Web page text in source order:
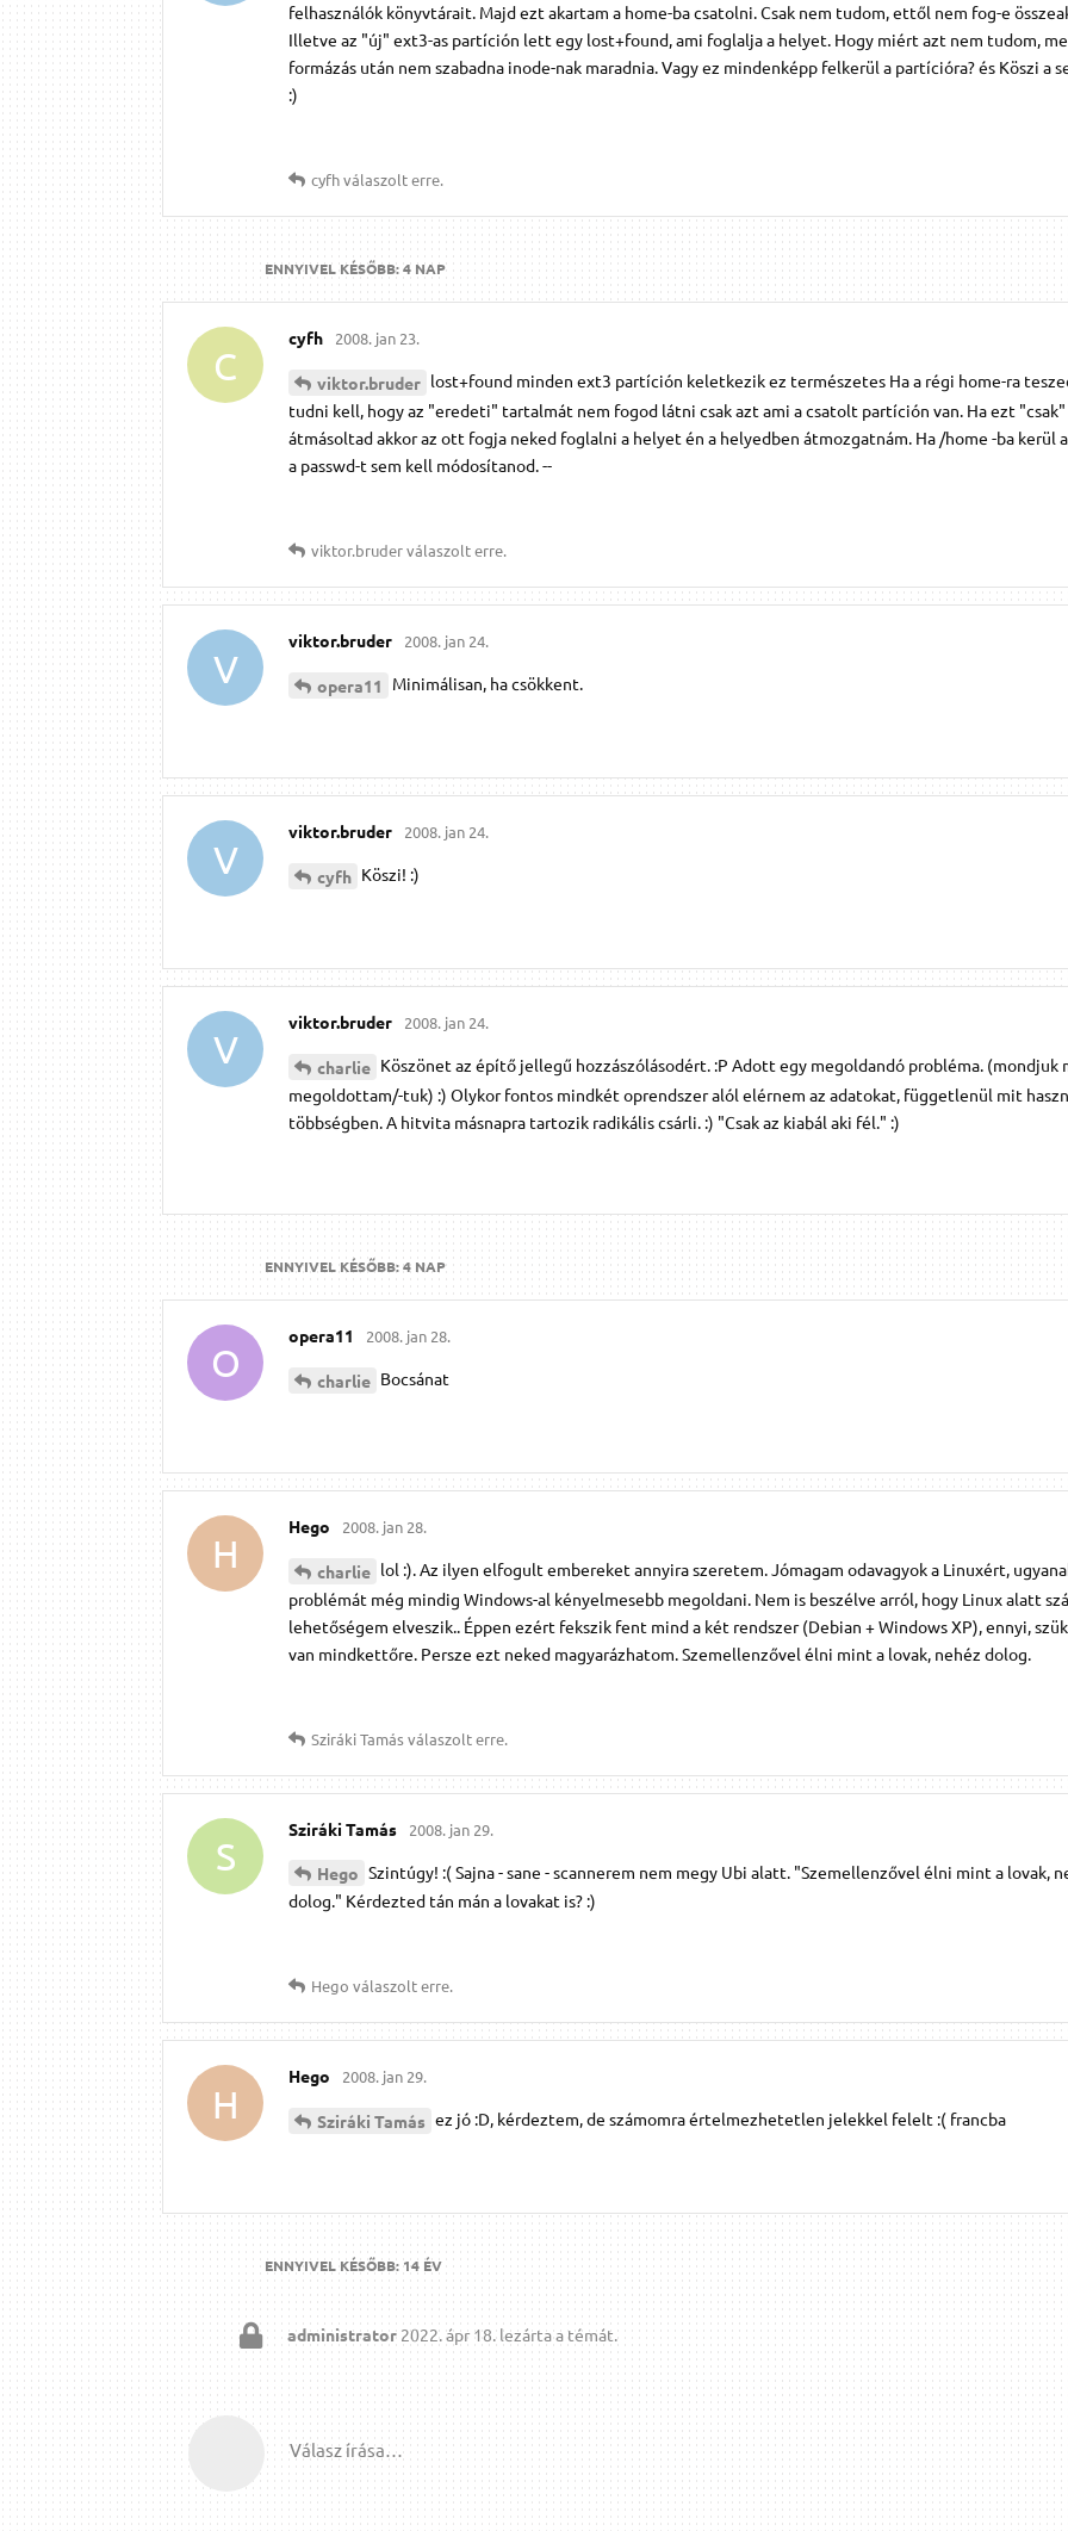
felhasználók könyvtárait. Majd ezt akartam a home-ba csatolni. Csak nem tudom, ettől nem fog-e
Illetve az "új" ext3-as partíción lett egy lost+found, ami foglalja a helyet. Hogy miért azt nem tudom,
formázás után nem szabadna inode-nak maradnia. Vagy ez mindenképp felkerül a partícióra? és Köszi a
:)
cyfhválaszolt erre.
ENNYIVEL KÉSŐBB:4 NAP
C
cyfh 2008. jan 23.
viktor.​bruder lost+found minden ext3 partíción keletkezik ez természetes Ha a régi home-ra
tudni kell, hogy az "eredeti" tartalmát nem fogod látni csak azt ami a csatolt partíción van. Ha ezt "csak"
átmásoltad akkor az ott fogja neked foglalni a helyet én a helyedben átmozgatnám. Ha /home -ba kerül
a passwd-t sem kell módosítanod. --
viktor.​bruderválaszolt erre.
V
viktor.​bruder 2008. jan 24.
opera11 Minimálisan, ha csökkent.
V
viktor.​bruder 2008. jan 24.
cyfh Köszi! :)
V
viktor.​bruder 2008. jan 24.
charlie Köszönet az építő jellegű hozzászólásodért. :P Adott egy megoldandó probléma. (mondjuk
megoldottam/-tuk) :) Olykor fontos mindkét oprendszer alól elérnem az adatokat, függetlenül mit
többségben. A hitvita másnapra tartozik radikális csárli. :) "Csak az kiabál aki fél." :)
ENNYIVEL KÉSŐBB:4 NAP
O
opera11 2008. jan 28.
charlie Bocsánat
H
Hego 2008. jan 28.
charlie lol :). Az ilyen elfogult embereket annyira szeretem. Jómagam odavagyok a Linuxért,
problémát még mindig Windows-al kényelmesebb megoldani. Nem is beszélve arról, hogy Linux alatt
lehetőségem elveszik.. Éppen ezért fekszik fent mind a két rendszer (Debian + Windows XP), ennyi,
van mindkettőre. Persze ezt neked magyarázhatom. Szemellenzővel élni mint a lovak, nehéz dolog.
Sziráki Tamásválaszolt erre.
S
Sziráki Tamás 2008. jan 29.
Hego Szintúgy! :( Sajna - sane - scannerem nem megy Ubi alatt. "Szemellenzővel élni mint a lovak,
dolog." Kérdezted tán mán a lovakat is? :)
Hego válaszolt erre.
H
Hego 2008. jan 29.
Sziráki Tamás ez jó :D, kérdeztem, de számomra értelmezhetetlen jelekkel felelt :( francba
ENNYIVEL KÉSŐBB: 14 ÉV
administrator 2022. ápr 18. lezárta a témát.
Válasz írása…